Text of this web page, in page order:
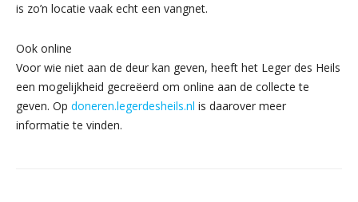
is zo’n locatie vaak echt een vangnet.
Ook online
Voor wie niet aan de deur kan geven, heeft het Leger des Heils
een mogelijkheid gecreëerd om online aan de collecte te
geven. Op doneren.legerdesheils.nl is daarover meer
informatie te vinden.